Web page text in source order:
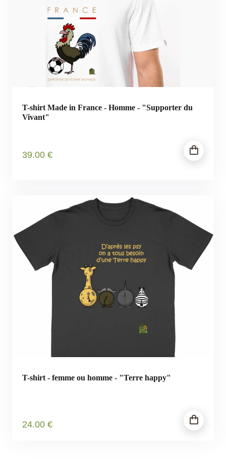
T-shirt Made in France - Homme - "Supporter du
Vivant"
39.00 €
T-shirt - femme ou homme - "Terre happy"
24.00 €